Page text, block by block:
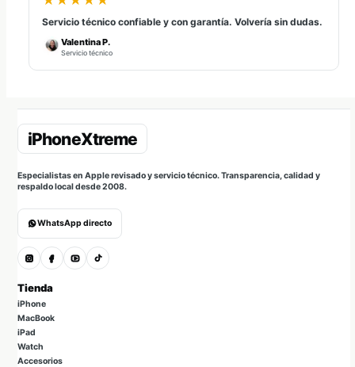
Servicio técnico confiable y con garantía. Volvería sin dudas.
Valentina P.
Servicio técnico
Especialistas en Apple revisado y servicio técnico. Transparencia, calidad y
respaldo local desde 2008.
WhatsApp directo
Tienda
iPhone
MacBook
iPad
Watch
Accesorios